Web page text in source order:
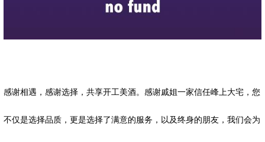
感谢相遇，感谢选择，共享开工美酒。感谢戚姐一家信任峰上大宅，您
不仅是选择品质，更是选择了满意的服务，以及终身的朋友，我们会为